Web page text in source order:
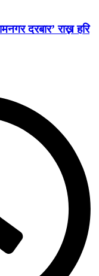
दरबार’ राख्न हरि